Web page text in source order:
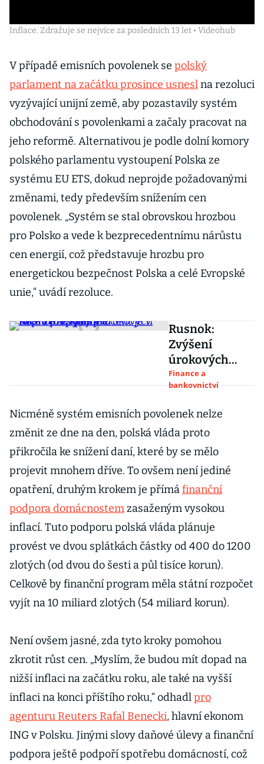
Inflace. Zdražuje se nejvíce za posledních 13 let • Videohub
V případě emisních povolenek se polský
parlament na začátku prosince usneslna rezoluci
vyzývající unijní země, aby pozastavily systém
obchodování s povolenkami a začaly pracovat na
jeho reformě. Alternativou je podle dolní komory
polského parlamentu vystoupení Polska ze
systému EU ETS, dokud neprojde požadovanými
změnami, tedy především snížením cen
povolenek. „Systém se stal obrovskou hrozbou
pro Polsko a vede k bezprecedentnímu nárůstu
cen energií, což představuje hrozbu pro
energetickou bezpečnost Polska a celé Evropské
unie,“ uvádí rezoluce.
Rusnok:
Zvýšení
úrokových
sazeb přes pět
procent je v
roce 2022
krajně
nepravděpodo
bné
Finance a
bankovnictví
Nicméně systém emisních povolenek nelze
změnit ze dne na den, polská vláda proto
přikročila ke snížení daní, které by se mělo
projevit mnohem dříve. To ovšem není jediné
opatření, druhým krokem je přímáfinanční
podpora domácnostemzasaženým vysokou
inflací. Tuto podporu polská vláda plánuje
provést ve dvou splátkách částky od 400 do 1200
zlotých (od dvou do šesti a půl tisíce korun).
Celkově by finanční program měla státní rozpočet
vyjít na 10 miliard zlotých (54 miliard korun).
Není ovšem jasné, zda tyto kroky pomohou
zkrotit růst cen. „Myslím, že budou mít dopad na
nižší inflaci na začátku roku, ale také na vyšší
inflaci na konci příštího roku,“ odhadlpro
agenturu Reuters Rafal Benecki, hlavní ekonom
ING v Polsku. Jinými slovy daňové úlevy a finanční
podpora ještě podpoří spotřebu domácností, což